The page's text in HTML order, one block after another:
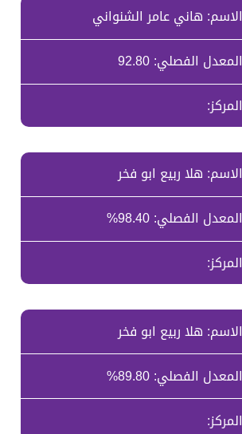
الاسم: هاني عامر الشنواني
المعدل الفصلي: 92.80
المركز:
الاسم: هلا ربيع ابو فخر
المعدل الفصلي: 98.40%
المركز:
الاسم: هلا ربيع ابو فخر
المعدل الفصلي: 89.80%
المركز: